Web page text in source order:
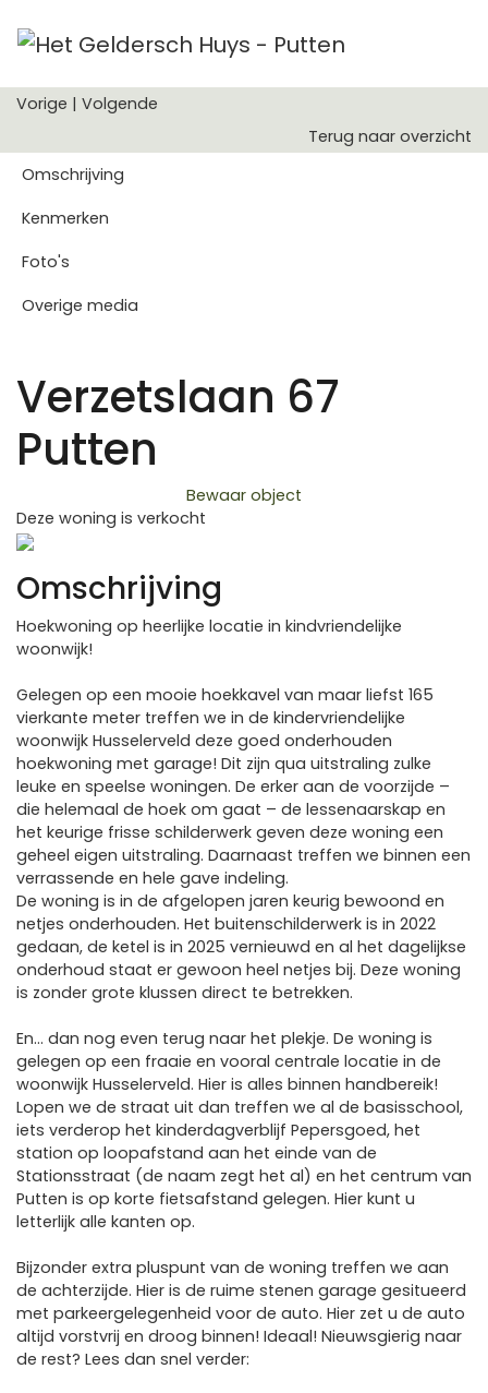
Vorige | Volgende
Terug naar overzicht
Omschrijving
Kenmerken
Foto's
Overige media
Verzetslaan 67
Putten
Bewaar object
Deze woning is verkocht
Omschrijving
Hoekwoning op heerlijke locatie in kindvriendelijke
woonwijk!
Gelegen op een mooie hoekkavel van maar liefst 165
vierkante meter treffen we in de kindervriendelijke
woonwijk Husselerveld deze goed onderhouden
hoekwoning met garage! Dit zijn qua uitstraling zulke
leuke en speelse woningen. De erker aan de voorzijde –
die helemaal de hoek om gaat – de lessenaarskap en
het keurige frisse schilderwerk geven deze woning een
geheel eigen uitstraling. Daarnaast treffen we binnen een
verrassende en hele gave indeling.
De woning is in de afgelopen jaren keurig bewoond en
netjes onderhouden. Het buitenschilderwerk is in 2022
gedaan, de ketel is in 2025 vernieuwd en al het dagelijkse
onderhoud staat er gewoon heel netjes bij. Deze woning
is zonder grote klussen direct te betrekken.
En… dan nog even terug naar het plekje. De woning is
gelegen op een fraaie en vooral centrale locatie in de
woonwijk Husselerveld. Hier is alles binnen handbereik!
Lopen we de straat uit dan treffen we al de basisschool,
iets verderop het kinderdagverblijf Pepersgoed, het
station op loopafstand aan het einde van de
Stationsstraat (de naam zegt het al) en het centrum van
Putten is op korte fietsafstand gelegen. Hier kunt u
letterlijk alle kanten op.
Bijzonder extra pluspunt van de woning treffen we aan
de achterzijde. Hier is de ruime stenen garage gesitueerd
met parkeergelegenheid voor de auto. Hier zet u de auto
altijd vorstvrij en droog binnen! Ideaal! Nieuwsgierig naar
de rest? Lees dan snel verder: